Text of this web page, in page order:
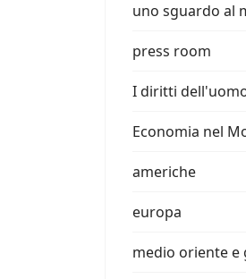
uno sguardo al
press room
I diritti
Economia nel
americhe
europa
medio oriente e